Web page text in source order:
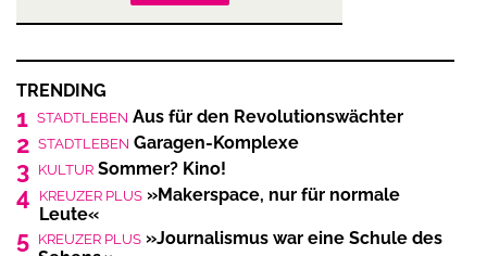
TRENDING
1 STADTLEBEN Aus für den Revolutionswächter
2 STADTLEBEN Garagen-Komplexe
3 KULTUR Sommer? Kino!
4 KREUZER PLUS »Makerspace, nur für normale
Leute«
5 KREUZER PLUS »Journalismus war eine Schule des